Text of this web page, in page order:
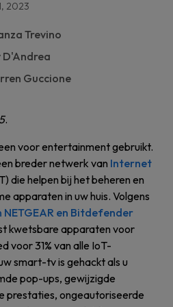
2023
Trevino
D'Andrea
Guccione
.
voor entertainment gebruikt.
breder netwerk van Internet
die helpen bij het beheren en
apparaten in uw huis. Volgens
en Bitdefender
kwetsbare apparaten voor
voor 31% van alle IoT-
smart-tv is gehackt als u
pop-ups, gewijzigde
prestaties, ongeautoriseerde